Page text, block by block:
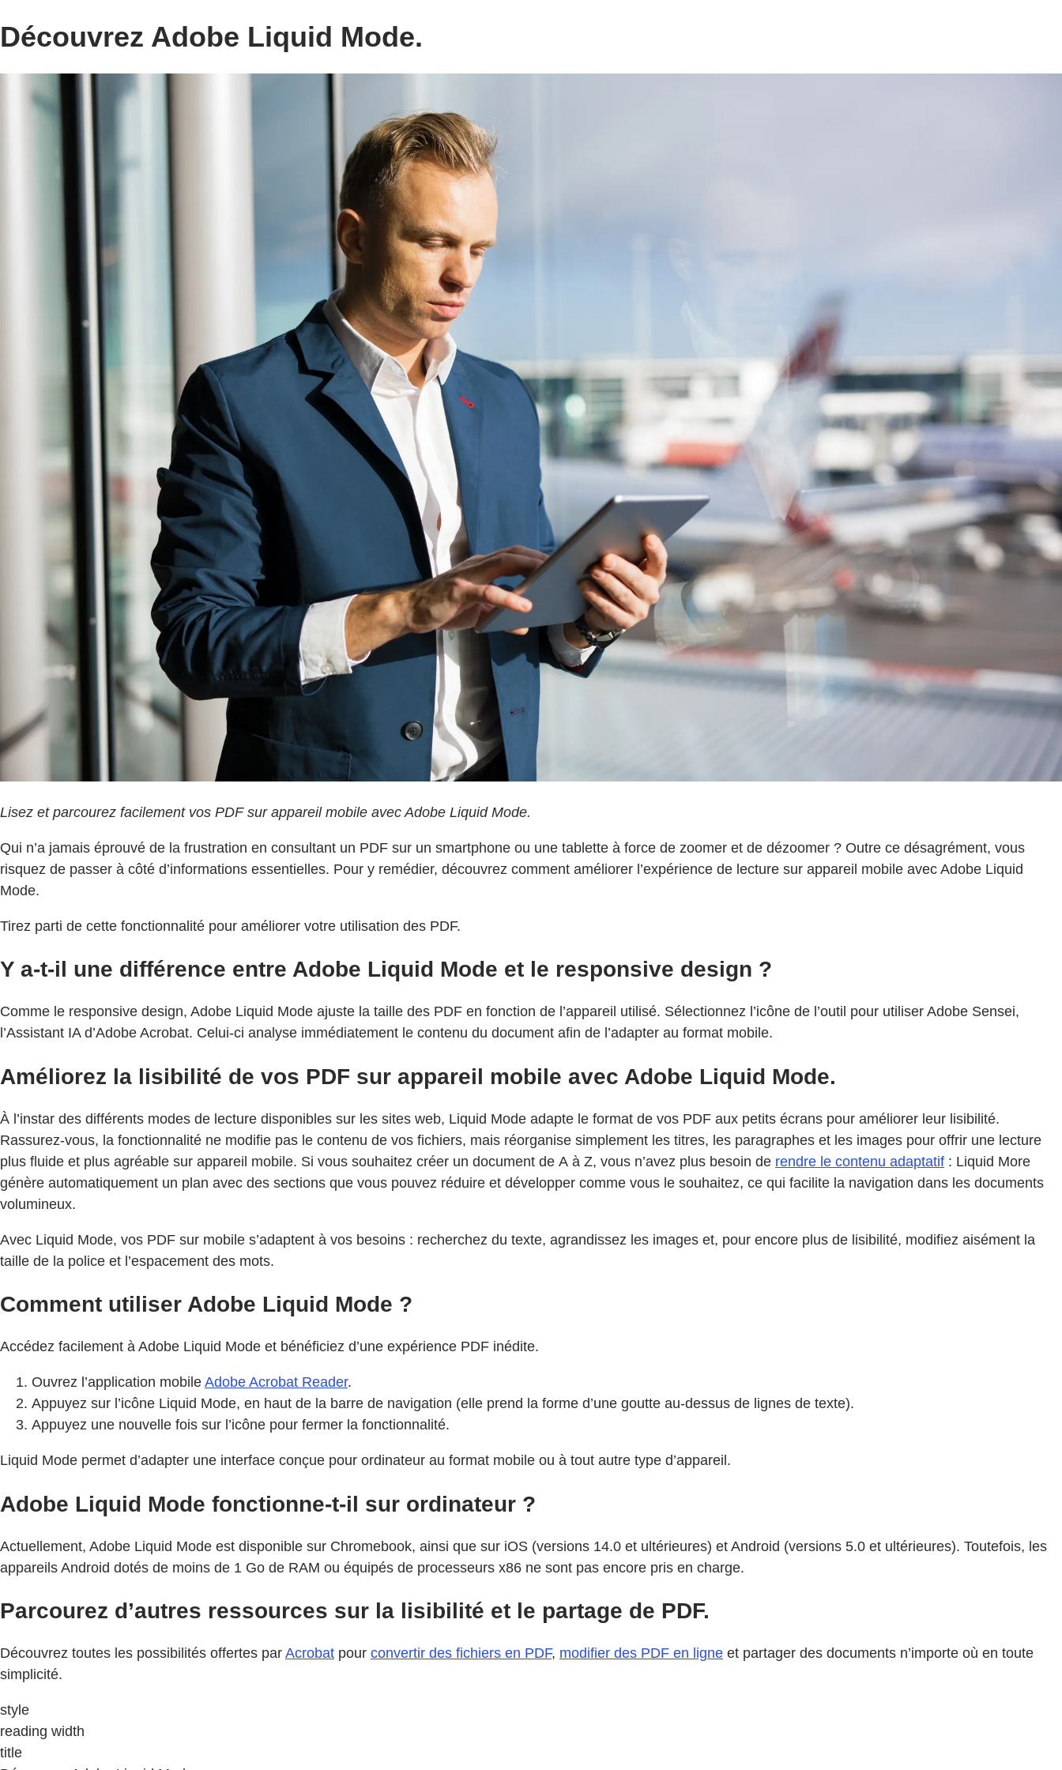
Découvrez Adobe Liquid Mode.
Lisez et parcourez facilement vos PDF sur appareil mobile avec Adobe Liquid Mode.
Qui n’a jamais éprouvé de la frustration en consultant un PDF sur un smartphone ou une tablette à force de zoomer et de dézoomer ? Outre ce désagrément, vous
risquez de passer à côté d’informations essentielles. Pour y remédier, découvrez comment améliorer l’expérience de lecture sur appareil mobile avec Adobe Liquid
Mode.
Tirez parti de cette fonctionnalité pour améliorer votre utilisation des PDF.
Y a-t-il une différence entre Adobe Liquid Mode et le responsive design ?
Comme le responsive design, Adobe Liquid Mode ajuste la taille des PDF en fonction de l’appareil utilisé. Sélectionnez l’icône de l’outil pour utiliser Adobe Sensei,
l’Assistant IA d’Adobe Acrobat. Celui-ci analyse immédiatement le contenu du document afin de l’adapter au format mobile.
Améliorez la lisibilité de vos PDF sur appareil mobile avec Adobe Liquid Mode.
À l’instar des différents modes de lecture disponibles sur les sites web, Liquid Mode adapte le format de vos PDF aux petits écrans pour améliorer leur lisibilité.
Rassurez-vous, la fonctionnalité ne modifie pas le contenu de vos fichiers, mais réorganise simplement les titres, les paragraphes et les images pour offrir une lecture
plus fluide et plus agréable sur appareil mobile. Si vous souhaitez créer un document de A à Z, vous n’avez plus besoin de rendre le contenu adaptatif : Liquid More
génère automatiquement un plan avec des sections que vous pouvez réduire et développer comme vous le souhaitez, ce qui facilite la navigation dans les documents
volumineux.
Avec Liquid Mode, vos PDF sur mobile s’adaptent à vos besoins : recherchez du texte, agrandissez les images et, pour encore plus de lisibilité, modifiez aisément la
taille de la police et l’espacement des mots.
Comment utiliser Adobe Liquid Mode ?
Accédez facilement à Adobe Liquid Mode et bénéficiez d’une expérience PDF inédite.
Ouvrez l’application mobile Adobe Acrobat Reader.
Appuyez sur l’icône Liquid Mode, en haut de la barre de navigation (elle prend la forme d’une goutte au-dessus de lignes de texte).
Appuyez une nouvelle fois sur l’icône pour fermer la fonctionnalité.
Liquid Mode permet d’adapter une interface conçue pour ordinateur au format mobile ou à tout autre type d’appareil.
Adobe Liquid Mode fonctionne-t-il sur ordinateur ?
Actuellement, Adobe Liquid Mode est disponible sur Chromebook, ainsi que sur iOS (versions 14.0 et ultérieures) et Android (versions 5.0 et ultérieures). Toutefois, les
appareils Android dotés de moins de 1 Go de RAM ou équipés de processeurs x86 ne sont pas encore pris en charge.
Parcourez d’autres ressources sur la lisibilité et le partage de PDF.
Découvrez toutes les possibilités offertes par Acrobat pour convertir des fichiers en PDF, modifier des PDF en ligne et partager des documents n’importe où en toute
simplicité.
style
reading width
title